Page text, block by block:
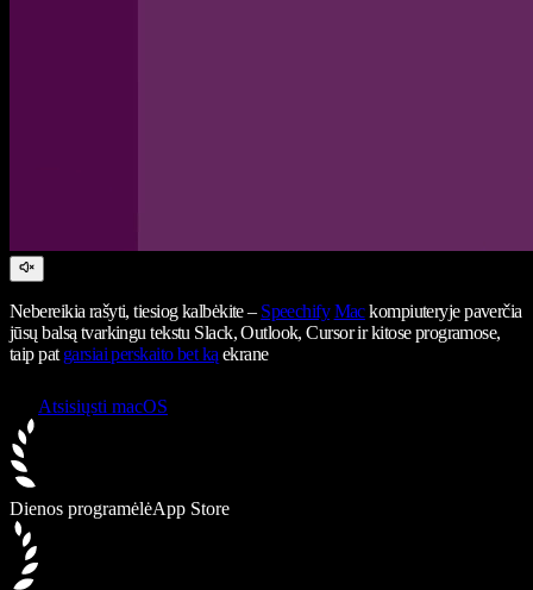
Nebereikia rašyti, tiesiog kalbėkite – Speechify Mackompiuteryje paverčia
jūsų balsą tvarkingu tekstu Slack, Outlook, Cursor ir kitose programose,
taip pat garsiai perskaito bet ką ekrane
Atsisiųsti macOS
Dienos programėlėApp Store